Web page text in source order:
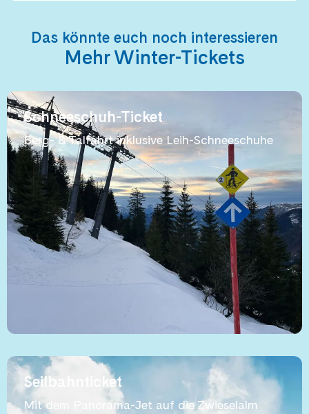
Das könnte euch noch interessieren
Mehr Winter-Tickets
Schneeschuh-Ticket
Berg- & Talfahrt inklusive Leih-Schneeschuhe
Seilbahnticket
Mit dem Panorama-Jet auf die Zwieselalm